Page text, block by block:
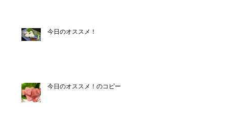
今日のオススメ！
今日のオススメ！のコピー